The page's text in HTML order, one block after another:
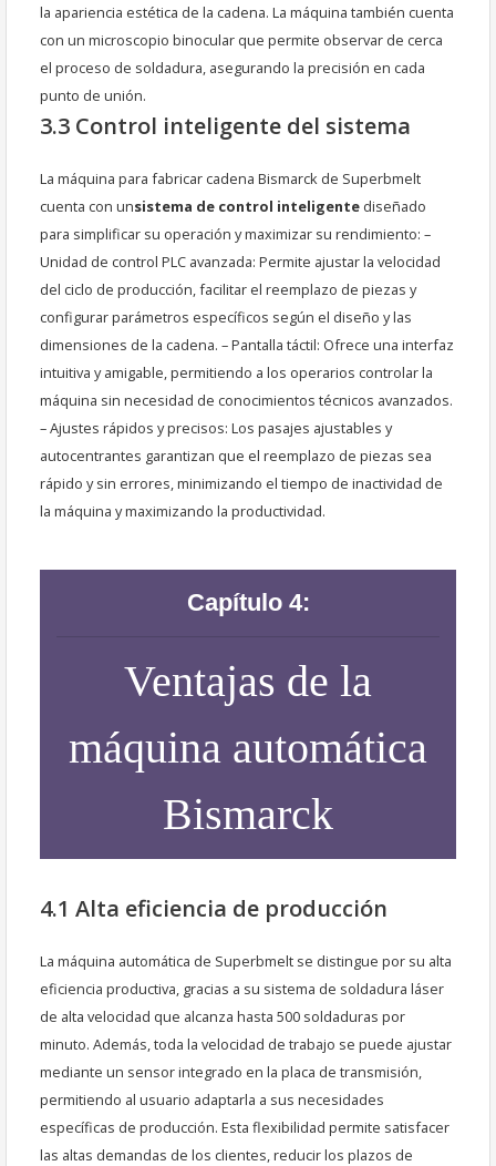
la apariencia estética de la cadena. La máquina también cuenta
con un microscopio binocular que permite observar de cerca
el proceso de soldadura, asegurando la precisión en cada
punto de unión.
3.3 Control inteligente del sistema
La máquina para fabricar cadena Bismarck de Superbmelt
cuenta con unsistema de control inteligente diseñado
para simplificar su operación y maximizar su rendimiento: –
Unidad de control PLC avanzada: Permite ajustar la velocidad
del ciclo de producción, facilitar el reemplazo de piezas y
configurar parámetros específicos según el diseño y las
dimensiones de la cadena. – Pantalla táctil: Ofrece una interfaz
intuitiva y amigable, permitiendo a los operarios controlar la
máquina sin necesidad de conocimientos técnicos avanzados.
– Ajustes rápidos y precisos: Los pasajes ajustables y
autocentrantes garantizan que el reemplazo de piezas sea
rápido y sin errores, minimizando el tiempo de inactividad de
la máquina y maximizando la productividad.
Capítulo 4:
Ventajas de la
máquina automática
Bismarck
4.1 Alta eficiencia de producción
La máquina automática de Superbmelt se distingue por su alta
eficiencia productiva, gracias a su sistema de soldadura láser
de alta velocidad que alcanza hasta 500 soldaduras por
minuto. Además, toda la velocidad de trabajo se puede ajustar
mediante un sensor integrado en la placa de transmisión,
permitiendo al usuario adaptarla a sus necesidades
específicas de producción. Esta flexibilidad permite satisfacer
las altas demandas de los clientes, reducir los plazos de